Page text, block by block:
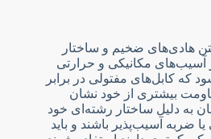
هادی‌های ضخیم و ساختار
آسیب‌های مکانیکی و حرارتی
که کابل‌های مفتولی در برابر
بیشتری از خود نشان
به دلیل ساختار رشته‌ای خود
ضربه آسیب‌پذیر باشند و باید